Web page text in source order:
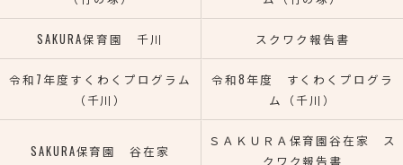
SAKURA保育園 千川 スクワク報告書
令和7年度すくわくプログラム
（千川）
令和8年度 すくわくプログラ
ム（千川）
SAKURA保育園 谷在家
ＳＡＫＵＲＡ保育園谷在家 ス
クワク報告書